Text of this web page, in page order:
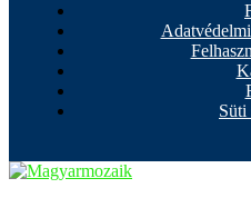
Süti